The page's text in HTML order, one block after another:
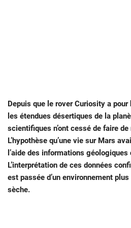
Depuis que le rover Curiosity a
les étendues désertiques de la
scientifiques n’ont cessé de faire
L’hypothèse qu’une vie sur Mars
l’aide des informations
L’interprétation de ces données
est passée d’un environnement
sèche.